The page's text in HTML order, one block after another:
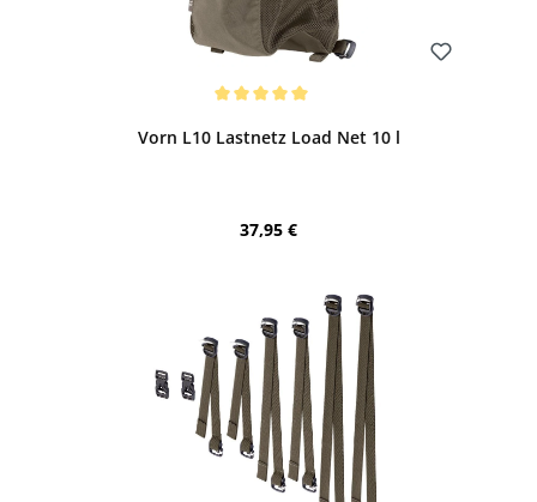
Vorn L10 Lastnetz Load Net 10 l
Regulärer Preis:
37,95 €